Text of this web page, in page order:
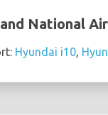
National
Hyundai i10,